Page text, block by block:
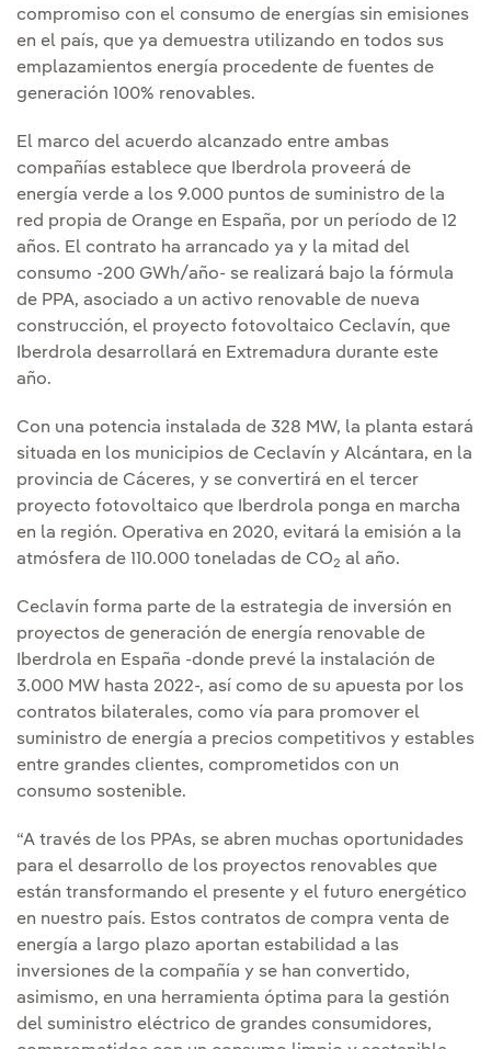
compromiso con el consumo de energías sin emisiones
en el país, que ya demuestra utilizando en todos sus
emplazamientos energía procedente de fuentes de
generación 100% renovables.
El marco del acuerdo alcanzado entre ambas
compañías establece que Iberdrola proveerá de
energía verde a los 9.000 puntos de suministro de la
red propia de Orange en España, por un período de 12
años. El contrato ha arrancado ya y la mitad del
consumo -200 GWh/año- se realizará bajo la fórmula
de PPA, asociado a un activo renovable de nueva
construcción, el proyecto fotovoltaico Ceclavín, que
Iberdrola desarrollará en Extremadura durante este
año.
Con una potencia instalada de 328 MW, la planta estará
situada en los municipios de Ceclavín y Alcántara, en la
provincia de Cáceres, y se convertirá en el tercer
proyecto fotovoltaico que Iberdrola ponga en marcha
en la región. Operativa en 2020, evitará la emisión a la
atmósfera de 110.000 toneladas de CO2 al año.
Ceclavín forma parte de la estrategia de inversión en
proyectos de generación de energía renovable de
Iberdrola en España -donde prevé la instalación de
3.000 MW hasta 2022-, así como de su apuesta por los
contratos bilaterales, como vía para promover el
suministro de energía a precios competitivos y estables
entre grandes clientes, comprometidos con un
consumo sostenible.
“A través de los PPAs, se abren muchas oportunidades
para el desarrollo de los proyectos renovables que
están transformando el presente y el futuro energético
en nuestro país. Estos contratos de compra venta de
energía a largo plazo aportan estabilidad a las
inversiones de la compañía y se han convertido,
asimismo, en una herramienta óptima para la gestión
del suministro eléctrico de grandes consumidores,